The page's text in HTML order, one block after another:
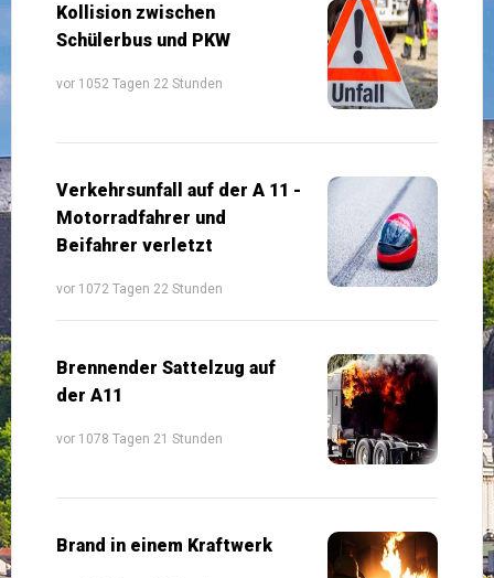
Kollision zwischen
Schülerbus und PKW
vor 1052 Tagen 22 Stunden
Verkehrsunfall auf der A 11 -
Motorradfahrer und
Beifahrer verletzt
vor 1072 Tagen 22 Stunden
Brennender Sattelzug auf
der A11
vor 1078 Tagen 21 Stunden
Brand in einem Kraftwerk